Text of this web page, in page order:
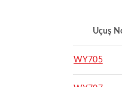
Uçuş
WY705